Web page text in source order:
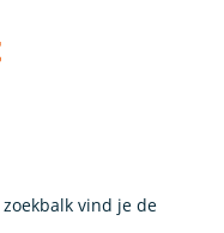
vind je de